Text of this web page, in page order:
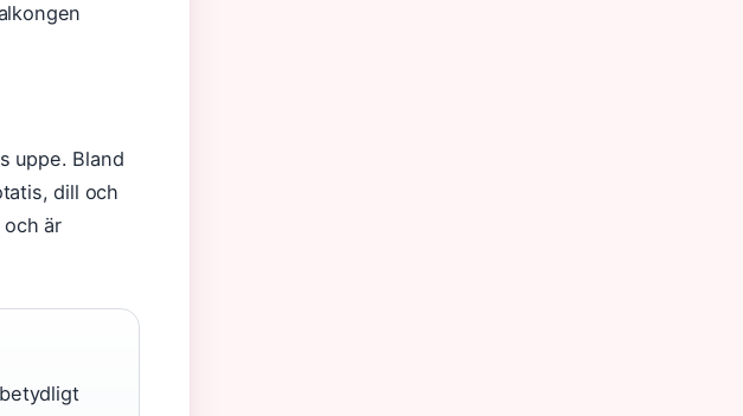
uppe. Bland
dill och
är